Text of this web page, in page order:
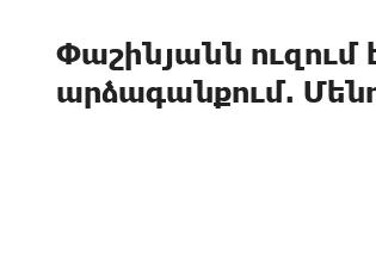
Փաշինյանն ուզում
արձագանքում.